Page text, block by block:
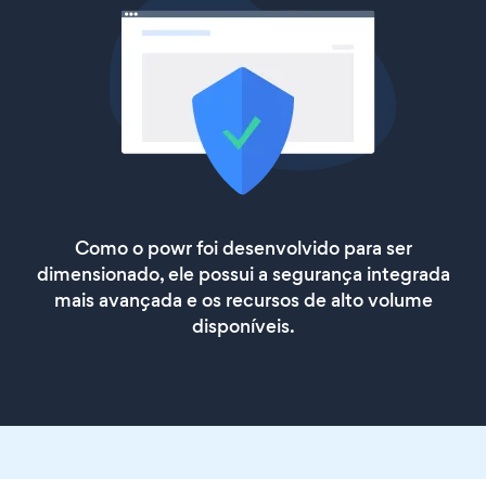
Como o powr foi desenvolvido para ser
dimensionado, ele possui a segurança integrada
mais avançada e os recursos de alto volume
disponíveis.